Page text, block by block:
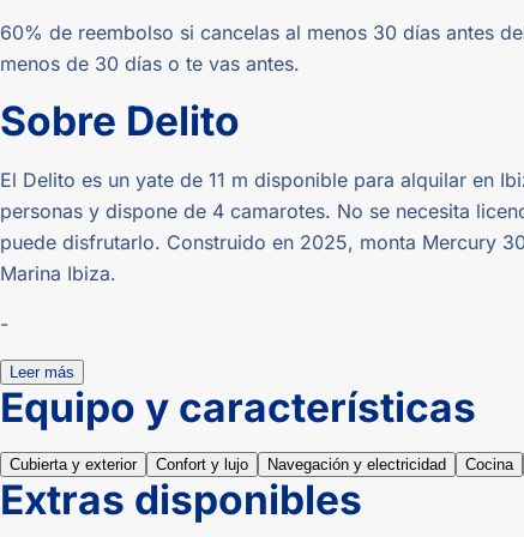
60% de reembolso si cancelas al menos 30 días antes
menos de 30 días o te vas antes.
Sobre Delito
El Delito es un yate de 11 m disponible para alquilar en
personas y dispone de 4 camarotes. No se necesita
puede disfrutarlo. Construido en 2025, monta Mercury
Marina Ibiza.
-
Leer más
Equipo y características
Cubierta y exterior Confort y lujo Navegación y electricidad Cocina
Extras disponibles